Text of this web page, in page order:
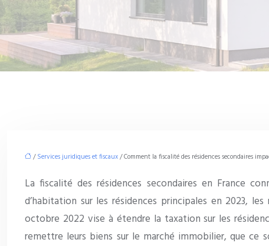
/Services juridiques et fiscaux/ Comment la fiscalité des résidences secondaires
La fiscalité des résidences secondaires en France
d’habitation sur les résidences principales en 2023,
octobre 2022 vise à étendre la taxation sur les
remettre leurs biens sur le marché immobilier, que